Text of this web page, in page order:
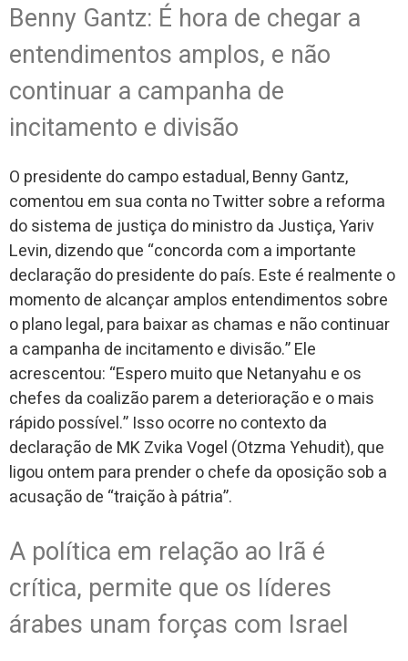
Benny Gantz: É hora de chegar a
entendimentos amplos, e não
continuar a campanha de
incitamento e divisão
O presidente do campo estadual, Benny Gantz,
comentou em sua conta no Twitter sobre a reforma
do sistema de justiça do ministro da Justiça, Yariv
Levin, dizendo que “concorda com a importante
declaração do presidente do país. Este é realmente o
momento de alcançar amplos entendimentos sobre
o plano legal, para baixar as chamas e não continuar
a campanha de incitamento e divisão.” Ele
acrescentou: “Espero muito que Netanyahu e os
chefes da coalizão parem a deterioração e o mais
rápido possível.” Isso ocorre no contexto da
declaração de MK Zvika Vogel (Otzma Yehudit), que
ligou ontem para prender o chefe da oposição sob a
acusação de “traição à pátria”.
A política em relação ao Irã é
crítica, permite que os líderes
árabes unam forças com Israel